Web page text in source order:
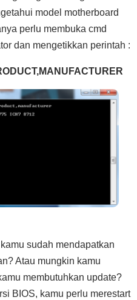
model motherboard
perlu membuka cmd
dan mengetikkan perintah :
sudah mendapatkan
Atau mungkin kamu
membutuhkan update?
BIOS, kamu perlu merestart